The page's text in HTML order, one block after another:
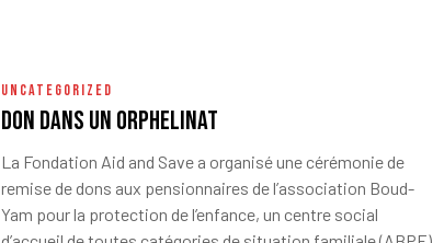
UNCATEGORIZED
DON DANS UN ORPHELINAT
La Fondation Aid and Save a organisé une cérémonie de
remise de dons aux pensionnaires de l’association Boud-
Yam pour la protection de l’enfance, un centre social